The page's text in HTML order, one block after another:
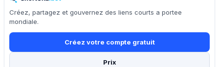
Créez, partagez et gouvernez des liens courts a portee
mondiale.
Créez votre compte gratuit
Prix